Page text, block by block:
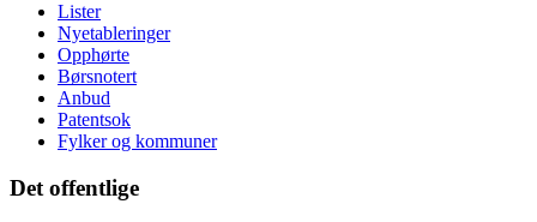
Lister
Nyetableringer
Opphørte
Børsnotert
Anbud
Patentsok
Fylker og kommuner
Det offentlige